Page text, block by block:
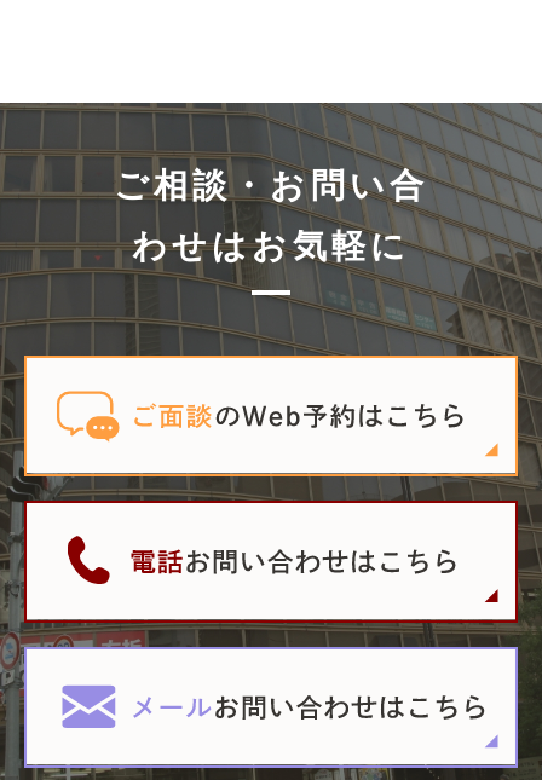
ご相談・お問い合
わせはお気軽に